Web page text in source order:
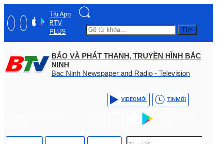
Tải App
BTV
PLUS
Tìm
BÁO VÀ PHÁT THANH, TRUYỀN HÌNH BẮC
NINH
Bac Ninh Newspaper and Radio - Television
VIDEOMỚI TINMỚI